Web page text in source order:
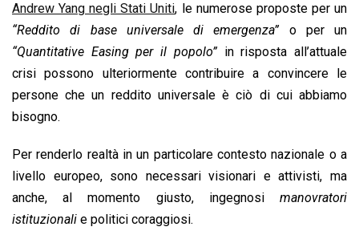
Andrew Yang negli Stati Uniti, le numerose proposte per un
“Reddito di base universale di emergenza”o per un
“Quantitative Easing per il popolo”in risposta all’attuale
crisi possono ulteriormente contribuire a convincere le
persone che un reddito universale è ciò di cui abbiamo
bisogno.
Per renderlo realtà in un particolare contesto nazionale o a
livello europeo, sono necessari visionari e attivisti, ma
anche, al momento giusto, ingegnosi manovratori
istituzionali e politici coraggiosi.